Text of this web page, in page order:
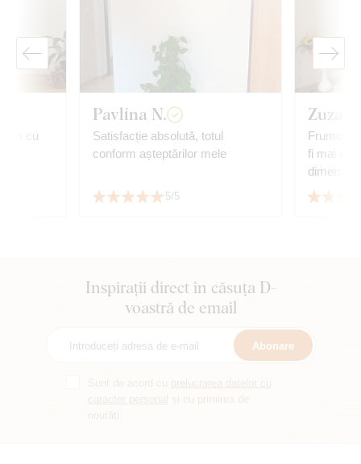
cu
Pavlína N.
Satisfacție absolută, totul
conform așteptărilor mele
5/5
Frumos
fi mai aurii. M-am
de
Inspirații direct în căsuța D-
voastră de email
Abonare